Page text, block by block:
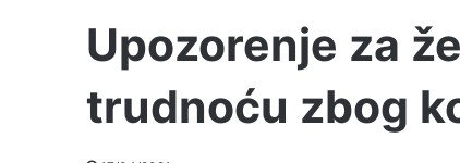
Upozorenje za
trudnoću zbog